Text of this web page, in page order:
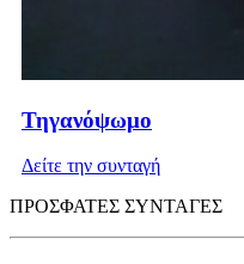
Τηγανόψωμο
Δείτε την συνταγή
ΠΡΟΣΦΑΤΕΣ ΣΥΝΤΑΓΕΣ